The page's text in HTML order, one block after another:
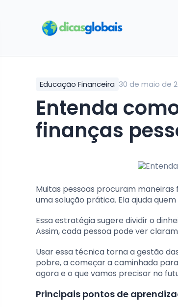
Educação Financeira 30 de maio de
Entenda como usar a regra 50 30 20 nas
finanças
Muitas pessoas procuram
uma solução prática. Ela ajuda
Essa estratégia sugere dividir o
Assim, cada pessoa pode ver
Usar essa técnica torna a gestão
pobre, a começar a caminhada
agora e o que vamos precisar no
Principais pontos de